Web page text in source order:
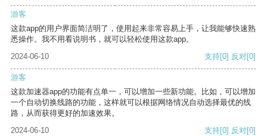
游客
这款app的用户界面简洁明了，使用起来非常容易上手，让我能够快速熟
悉操作。我不用看说明书，就可以轻松使用这款app。
2024-06-10
支持[0] 反对[0]
游客
这款加速器app的功能有点单一，可以增加一些新功能。比如，可以增加
一个自动切换线路的功能，这样就可以根据网络情况自动选择最优的线
路，从而获得更好的加速效果。
2024-06-10
支持[0] 反对[0]